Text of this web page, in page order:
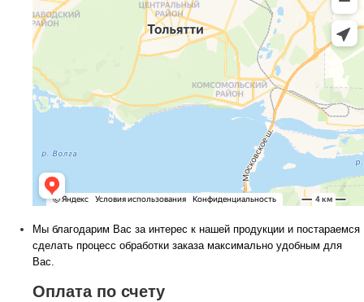
Мы благодарим Вас за интерес к нашей продукции и постараемся
сделать процесс обработки заказа максимально удобным для
Вас.
Оплата по счету